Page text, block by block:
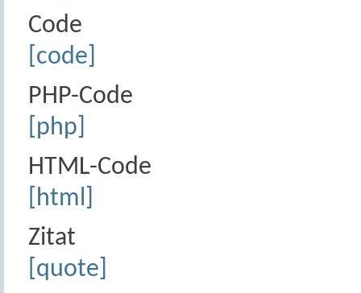
Code
[code]
PHP-Code
[php]
HTML-Code
[html]
Zitat
[quote]